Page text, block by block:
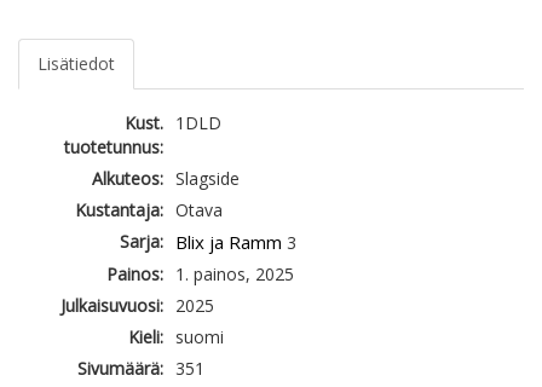
Lisätiedot
Kust.
tuotetunnus:
1DLD
Alkuteos: Slagside
Kustantaja: Otava
Sarja: Blix ja Ramm 3
Painos: 1. painos, 2025
Julkaisuvuosi: 2025
Kieli: suomi
Sivumäärä: 351